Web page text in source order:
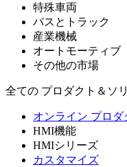
特殊車両
バスとトラック
産業機械
オートモーティブ
その他の市場
全ての プロダクト＆ソ
オンライン プロ
HMI機能
HMIシリーズ
カスタマイズ